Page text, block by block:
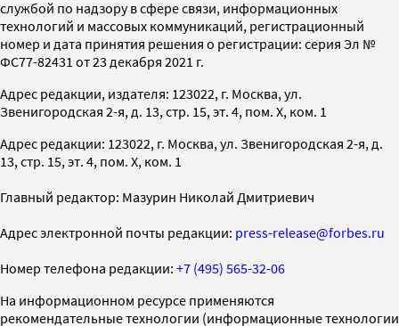
службой по надзору в сфере связи, информационных
технологий и массовых коммуникаций, регистрационный
номер и дата принятия решения о регистрации: серия Эл №
ФС77-82431 от 23 декабря 2021 г.
Адрес редакции, издателя: 123022, г. Москва, ул.
Звенигородская 2-я, д. 13, стр. 15, эт. 4, пом. X, ком. 1
Адрес редакции: 123022, г. Москва, ул. Звенигородская 2-я, д.
13, стр. 15, эт. 4, пом. X, ком. 1
Главный редактор: Мазурин Николай Дмитриевич
Адрес электронной почты редакции: press-release@forbes.ru
Номер телефона редакции: +7 (495) 565-32-06
На информационном ресурсе применяются
рекомендательные технологии (информационные технологии